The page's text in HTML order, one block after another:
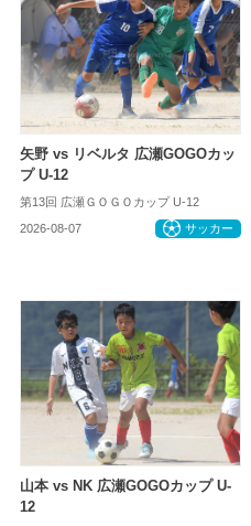
矢野 vs リベルタ 広瀬GOGOカッ
プ U-12
第13回 広瀬ＧＯＧＯカップ U-12
2026-08-07 サッカー
山本 vs NK 広瀬GOGOカップ U-
12